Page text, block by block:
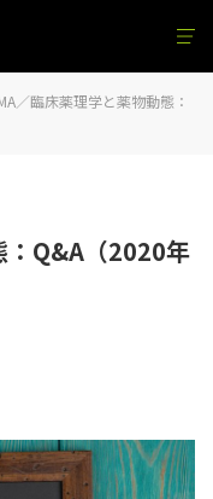
／臨床薬理学と薬物動態：
：Q&A（2020年